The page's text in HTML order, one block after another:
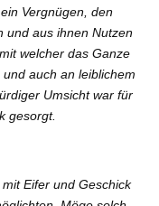
Vergnügen, den
und aus ihnen Nutzen
welcher das Ganze
auch an leiblichem
Umsicht war für
gesorgt.
Eifer und Geschick